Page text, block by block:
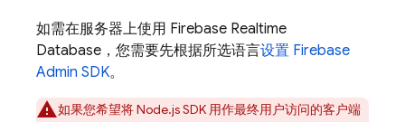
如需在服务器上使用 Firebase Realtime
Database，您需要先根据所选语言设置 Firebase
Admin SDK。
如果您希望将 Node.js SDK 用作最终用户访问的客户端